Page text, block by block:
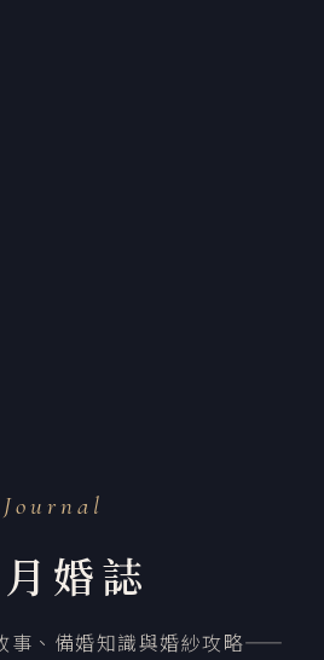
Journal
婚誌
事、備婚知識與婚紗攻略——